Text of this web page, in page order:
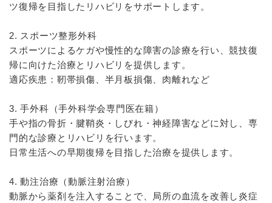
ツ復帰を目指したリハビリをサポートします。
2. スポーツ整形外科
スポーツによるケガや慢性的な障害の診療を行い、競技復
帰に向けた治療とリハビリを提供します。
適応疾患：靭帯損傷、半月板損傷、肉離れなど
3. 手外科（手外科学会専門医在籍）
手や指の骨折・腱鞘炎・しびれ・神経障害などに対し、専
門的な診療とリハビリを行います。
日常生活への早期復帰を目指した治療を提供します。
4. 動注治療（動脈注射治療）
動脈から薬剤を注入することで、局所の血流を改善し炎症